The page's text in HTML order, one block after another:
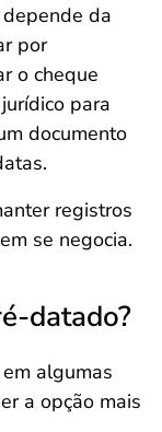
da
por
o cheque
para
documento
registros
se negocia.
datado?
algumas
a opção mais